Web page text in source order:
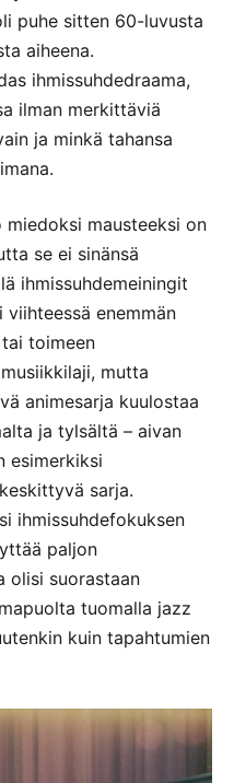
puhe sitten 60-luvusta
aiheena.
ihmissuhdedraama,
ilman merkittäviä
ja minkä tahansa
mausteeksi on
se ei sinänsä
ihmissuhdemeiningit
enemmän
toimeen
mutta
animesarja kuulostaa
ja tylsältä – aivan
esimerkiksi
sarja.
ihmissuhdefokuksen
paljon
olisi suorastaan
tuomalla jazz
kuin tapahtumien